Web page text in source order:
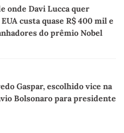
onde Davi Lucca quer
custa quase R$ 400 mil e
do prêmio Nobel
Gaspar, escolhido vice na
Bolsonaro para presidente